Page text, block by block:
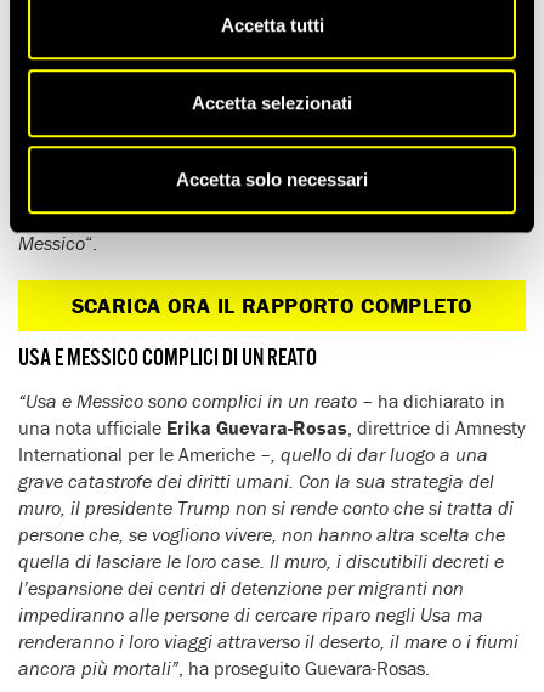
Accetta tutti
Accetta selezionati
Accetta solo necessari
presidenteTrumpha causatorespingimenti illegalidi
richiedenti asilo alla frontiera e ladetenzione illegale
centri per immigrati degli Usa.
Effetti documentati dalla ricerca “Di fronte a un muro:
violazioni dei diritti dei richiedenti asilo da parte di Usa e
Messico“.
SCARICA ORA IL RAPPORTO COMPLETO
USA E MESSICO COMPLICI DI UN REATO
“Usa e Messico sono complici in un reato – ha dichiarato in
una nota ufficiale Erika Guevara-Rosas , direttrice di Amnesty
International per le Americhe – , quello di dar luogo a una
grave catastrofe dei diritti umani. Con la sua strategia del
muro, il presidente Trump non si rende conto che si tratta di
persone che, se vogliono vivere, non hanno altra scelta che
quella di lasciare le loro case. Il muro, i discutibili decreti e
l’espansione dei centri di detenzione per migranti non
impediranno alle persone di cercare riparo negli Usa ma
renderanno i loro viaggi attraverso il deserto, il mare o i fiumi
ancora più mortali” , ha proseguito Guevara-Rosas.